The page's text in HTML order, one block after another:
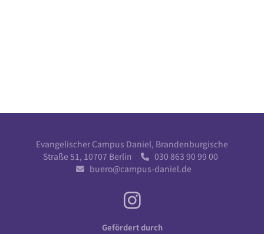
Evangelischer Campus Daniel, Brandenburgische
Straße 51, 10707 Berlin
030 863 90 99 00
 buero@campus-daniel.de
Gefördert durch